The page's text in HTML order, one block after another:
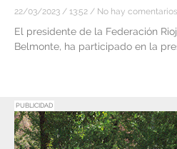
22/03/2023 13:52 No hay comentarios
El presidente de la Federación
Belmonte, ha participado en la
PUBLICIDAD